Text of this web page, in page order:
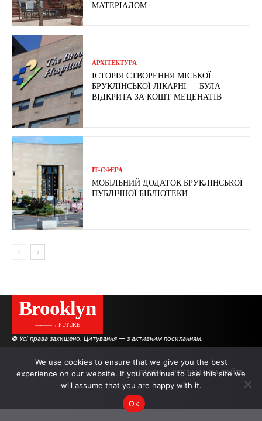
МАТЕРІАЛОМ
АРХІТЕКТУРА
ІСТОРІЯ СТВОРЕННЯ МІСЬКОЇ
БРУКЛІНСЬКОЇ ЛІКАРНІ — БУЛА
ВІДКРИТА ЗА КОШТ МЕЦЕНАТІВ
ІТ-СФЕРА
МОБІЛЬНИЙ ДОДАТОК БРУКЛІНСЬКОЇ
ПУБЛІЧНОЇ БІБЛІОТЕКИ
Brooklyn
———→ FUTURE
© Усі права захищено. Цитування — з активним посиланням.
АВТОРИ РЕКЛАМА НА САЙТІ
We use cookies to ensure that we give you the best
experience on our website. If you continue to use this site we
will assume that you are happy with it.
Ok